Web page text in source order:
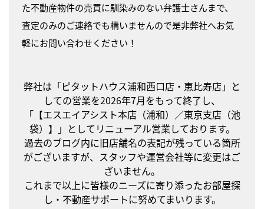
た不動産物件の売買に馴染みのない弁護士さんまで、
査定のみのご連絡でも構いませんので是非弊社へお気
軽にお問い合わせください！
弊社は「ピタットハウス浦和西口店・恵比寿店」と
しての営業を2026年7月をもって終了し、
「【エスエイアシスト本店（浦和）／東京支店（池
袋）】」としてリニューアル営業しております。
過去のブログ内に旧店舗名の表記が残っている箇所
がございますが、スタッフや運営会社等に変更はご
ざいません。
これまで以上に皆様のニーズに寄り添ったお部屋探
し・不動産サポートに努めてまいります。